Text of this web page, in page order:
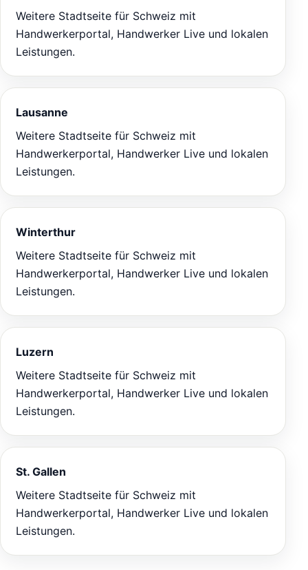
Weitere Stadtseite für Schweiz mit
Handwerkerportal, Handwerker Live und lokalen
Leistungen.
Lausanne
Weitere Stadtseite für Schweiz mit
Handwerkerportal, Handwerker Live und lokalen
Leistungen.
Winterthur
Weitere Stadtseite für Schweiz mit
Handwerkerportal, Handwerker Live und lokalen
Leistungen.
Luzern
Weitere Stadtseite für Schweiz mit
Handwerkerportal, Handwerker Live und lokalen
Leistungen.
St. Gallen
Weitere Stadtseite für Schweiz mit
Handwerkerportal, Handwerker Live und lokalen
Leistungen.